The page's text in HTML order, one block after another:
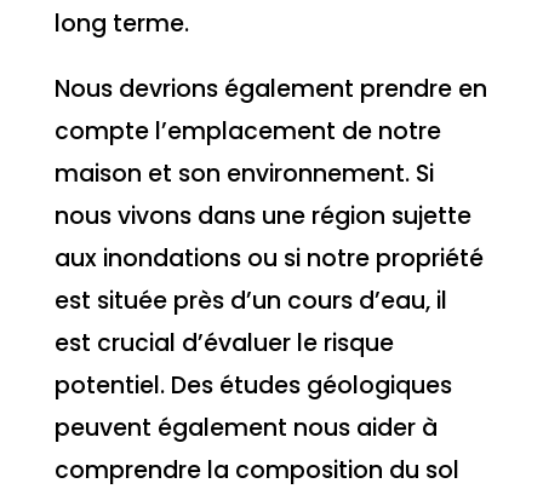
long terme.
Nous devrions également prendre en
compte l’emplacement de notre
maison et son environnement. Si
nous vivons dans une région sujette
aux inondations ou si notre propriété
est située près d’un cours d’eau, il
est crucial d’évaluer le risque
potentiel. Des études géologiques
peuvent également nous aider à
comprendre la composition du sol